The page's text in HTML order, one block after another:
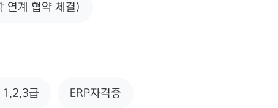
연계 협약 체결)
1,2,3급 ERP자격증